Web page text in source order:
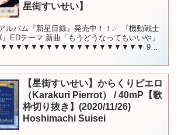
星街すいせい】
ルバム『新星目録』発売中！！☄ 『機動戦士
EDテーマ 新曲「もうどうなってもいいや」
☄ ▼▼▼▼▼▼▼▼▼▼▼▼▼▼▼▼▼▼▼▼ 9月
【星街すいせい】からくりピエロ
（Karakuri Pierrot） / 40mP【歌
枠切り抜き】(2020/11/26)
Hoshimachi Suisei